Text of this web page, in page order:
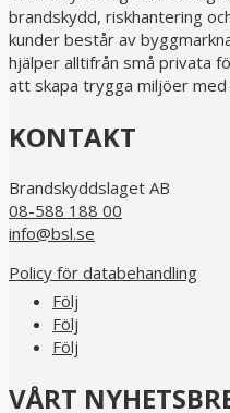
brandskydd, riskhantering
kunder består av
hjälper alltifrån små privata
att skapa trygga miljöer
KONTAKT
Brandskyddslaget AB
08-588 188 00
info@bsl.se
Policy för databehandling
Följ
Följ
Följ
VÅRT